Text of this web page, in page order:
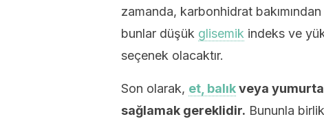
zamanda, karbonhidrat
bunlar düşük glisemik indeks ve
seçenek olacaktır.
Son olarak, et, balıkveya
sağlamak gereklidir. Bununla